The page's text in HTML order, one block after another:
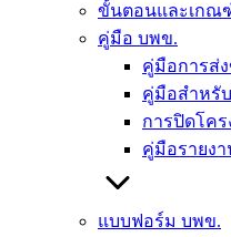
ขั้นตอนและเกณ
คู่มือ บพข.
คู่มือการส่
คู่มือสำหรั
การปิดโคร
คู่มือรายง
แบบฟอร์ม บพข.